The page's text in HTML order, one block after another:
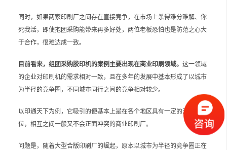
同时，如果两家印刷厂之间存在直接竞争，在市场上杀得难分难解、你
死我活，即使抱团采购能带来再多好处，两位老板恐怕也是防范之心大
于合作，很难达成一致。
目前看来，组团采购胶印机的案例主要出现在商业印刷领域。 这一领域
的企业对印刷机的需求相对一致，且在多年的发展中基本形成了以城市
为半径的竞争圈，不同城市同行之间的竞争相对较少。
以印通天下为例，它吸引的便基本上是在各个地区具有一定的江湖地
位，相互之间一般又不会正面冲突的商业印刷厂。
问题是，随着大型合版印刷厂的崛起，原本以城市为半径的竞争圈正在